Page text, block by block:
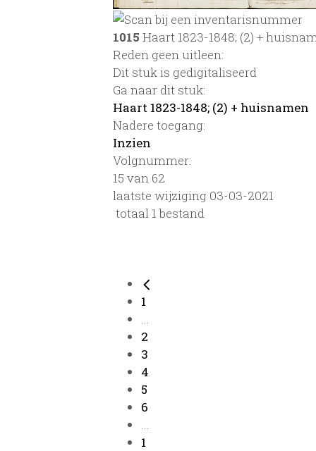
1015 Haart 1823-1848; (2) +
Reden geen uitleen:
Dit stuk is gedigitaliseerd
Ga naar dit stuk:
Haart 1823-1848; (2) + huisnamen
Nadere toegang:
Inzien
Volgnummer:
15 van 62
laatste wijziging 03-03-2021
totaal 1 bestand
1
...
2
3
4
5
6
...
1